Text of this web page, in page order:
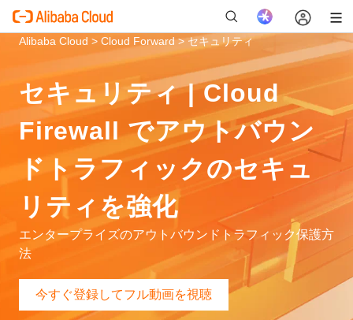
Alibaba Cloud > Cloud Forward > セキュリティ
セキュリティ | Cloud
Firewall でアウトバウン
ドトラフィックのセキュ
リティを強化
エンタープライズのアウトバウンドトラフィック保護方
法
今すぐ登録してフル動画を視聴
新